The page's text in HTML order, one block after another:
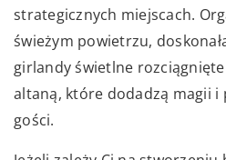
strategicznych miejscach.
świeżym powietrzu,
girlandy świetlne
altaną, które dodadzą magii i
gości.